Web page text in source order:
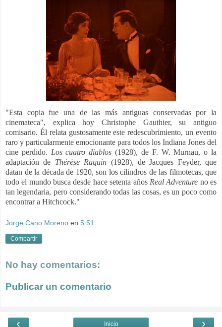
"Esta copia fue una de las más antiguas conservadas por la
cinemateca", explica hoy Christophe Gauthier, su antiguo
comisario. Él relata gustosamente este redescubrimiento, un evento
raro y particularmente emocionante para todos los Indiana Jones del
cine perdido. Los cuatro diablos(1928), de F. W. Murnau, o la
adaptación de Thérèse Raquin (1928), de Jacques Feyder, que
datan de la década de 1920, son los cilindros de las filmotecas, que
todo el mundo busca desde hace setenta años Real Adventure no es
tan legendaria, pero considerando todas las cosas, es un poco como
encontrar a Hitchcock."
Jorge Cano Moreno en 5:51
Compartir
No hay comentarios:
Publicar un comentario
‹ ›
Inicio